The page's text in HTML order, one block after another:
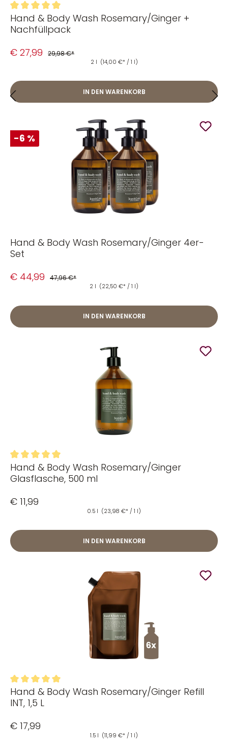
Durchschnittliche Bewertung von 5 von 5 Sternen
Hand & Body Wash Rosemary/Ginger +
Nachfüllpack
€ 27,99
29,98 €*
2 l (14,00 €* / 1 l)
IN DEN WARENKORB
-6 %
Hand & Body Wash Rosemary/Ginger 4er-
Set
€ 44,99
47,96 €*
2 l (22,50 €* / 1 l)
IN DEN WARENKORB
Durchschnittliche Bewertung von 5 von 5 Sternen
Hand & Body Wash Rosemary/Ginger
Glasflasche, 500 ml
€ 11,99
0.5 l (23,98 €* / 1 l)
IN DEN WARENKORB
Durchschnittliche Bewertung von 5 von 5 Sternen
Hand & Body Wash Rosemary/Ginger Refill
INT, 1,5 L
€ 17,99
1.5 l (11,99 €* / 1 l)